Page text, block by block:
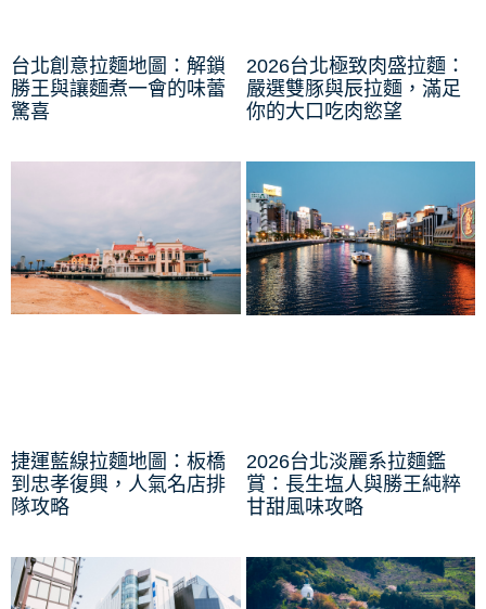
台北創意拉麵地圖：解鎖
勝王與讓麵煮一會的味蕾
驚喜
2026台北極致肉盛拉麵：
嚴選雙豚與辰拉麵，滿足
你的大口吃肉慾望
捷運藍線拉麵地圖：板橋
到忠孝復興，人氣名店排
隊攻略
2026台北淡麗系拉麵鑑
賞：長生塩人與勝王純粹
甘甜風味攻略